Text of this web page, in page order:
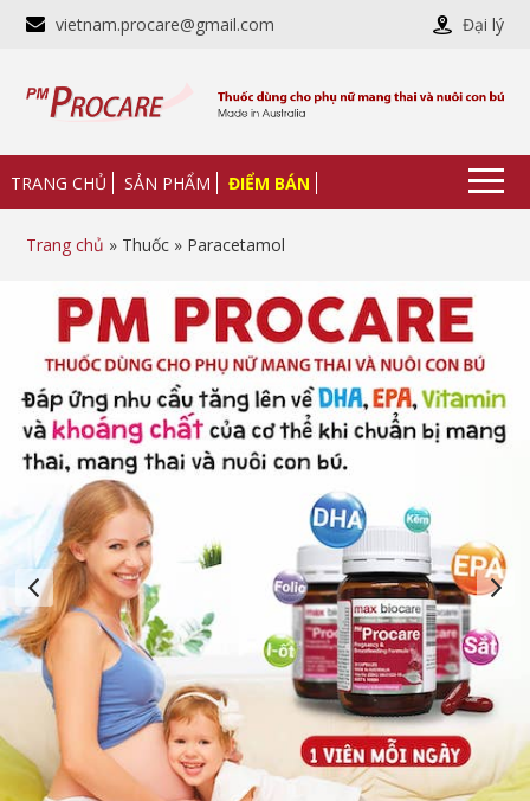
vietnam.procare@gmail.com Đại lý
TRANG CHỦ SẢN PHẨM ĐIỂM BÁN
Trang chủ » Thuốc » Paracetamol